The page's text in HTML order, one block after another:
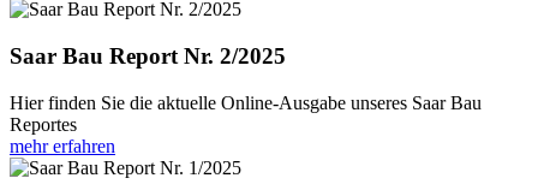
Saar Bau Report Nr. 2/2025
Hier finden Sie die aktuelle Online-Ausgabe unseres Saar Bau
Reportes
mehr erfahren